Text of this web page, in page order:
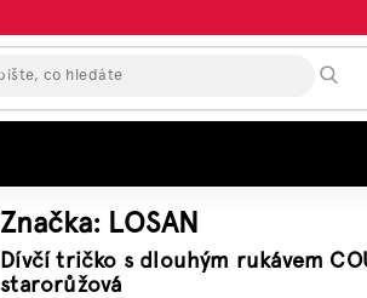
Dívčí tričko s dlouhým rukávem
starorůžová
Značka: LOSAN